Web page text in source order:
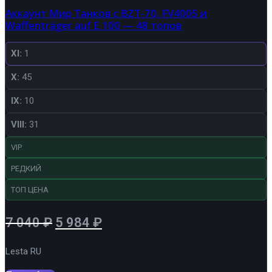
Аккаунт Мир Танков с BZT-70, FV4005 и
Waffenträger auf E 100 — 48 топов
XI: 1
X: 45
IX: 10
VIII: 31
VIP
РЕДКИЙ
ТОП ЦЕНА
7 040₽ Первоначальная
5 984 ₽Текущая
Lesta RU